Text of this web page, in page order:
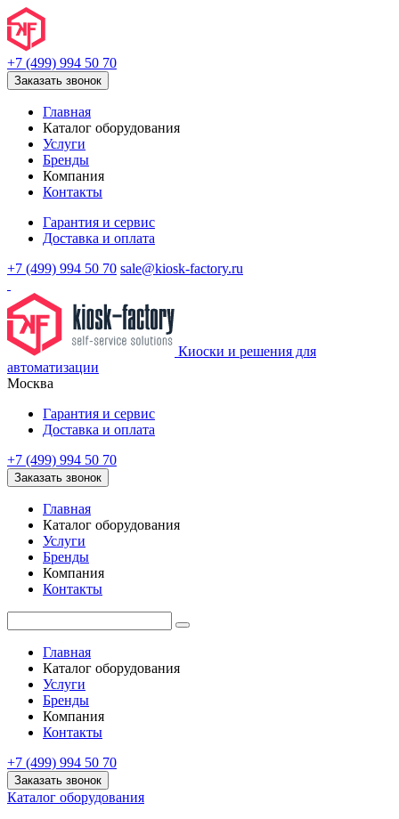
+7 (499) 994 50 70
Заказать звонок
Главная
Каталог оборудования
Услуги
Бренды
Компания
Контакты
Гарантия и сервис
Доставка и оплата
+7 (499) 994 50 70 sale@kiosk-factory.ru
Киоски и решения для
автоматизации
Москва
Гарантия и сервис
Доставка и оплата
+7 (499) 994 50 70
Заказать звонок
Главная
Каталог оборудования
Услуги
Бренды
Компания
Контакты
Главная
Каталог оборудования
Услуги
Бренды
Компания
Контакты
+7 (499) 994 50 70
Заказать звонок
Каталог оборудования